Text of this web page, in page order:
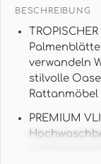
BESCHREIBUNG
verwandeln
stilvolle
PREMIUM